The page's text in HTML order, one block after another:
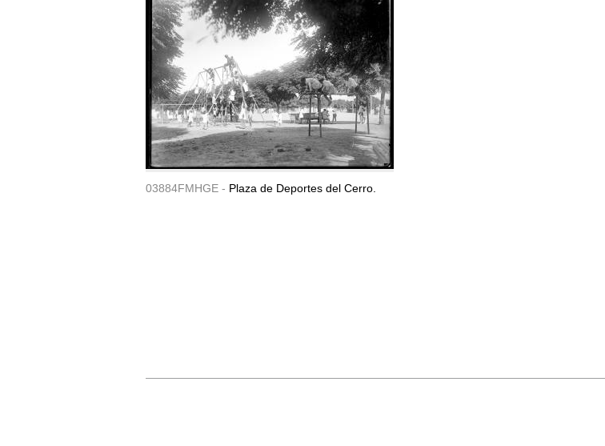
03884FMHGE - Plaza de Deportes del Cerro.